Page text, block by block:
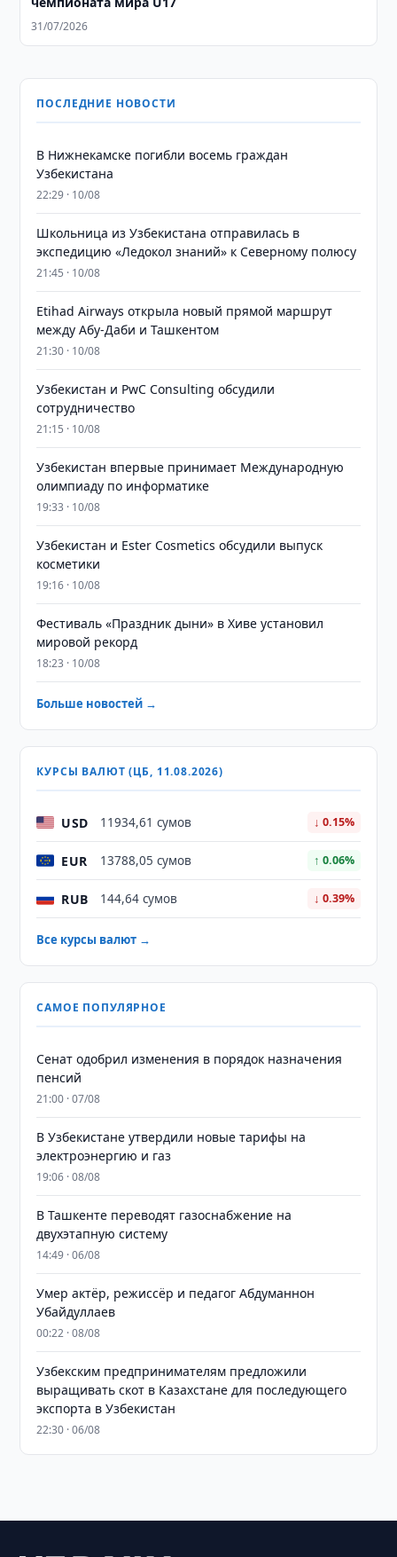
31/07/2026
ПОСЛЕДНИЕ НОВОСТИ
В Нижнекамске погибли восемь граждан
Узбекистана
22:29 · 10/08
Школьница из Узбекистана отправилась в
экспедицию «Ледокол знаний» к Северному полюсу
21:45 · 10/08
Etihad Airways открыла новый прямой маршрут
между Абу-Даби и Ташкентом
21:30 · 10/08
Узбекистан и PwC Consulting обсудили
сотрудничество
21:15 · 10/08
Узбекистан впервые принимает Международную
олимпиаду по информатике
19:33 · 10/08
Узбекистан и Ester Cosmetics обсудили выпуск
косметики
19:16 · 10/08
Фестиваль «Праздник дыни» в Хиве установил
мировой рекорд
18:23 · 10/08
Больше новостей →
КУРСЫ ВАЛЮТ (ЦБ, 11.08.2026)
USD 11934,61 сумов ↓ 0.15%
EUR 13788,05 сумов ↑ 0.06%
RUB 144,64 сумов ↓ 0.39%
Все курсы валют →
САМОЕ ПОПУЛЯРНОЕ
Сенат одобрил изменения в порядок назначения
пенсий
21:00 · 07/08
В Узбекистане утвердили новые тарифы на
электроэнергию и газ
19:06 · 08/08
В Ташкенте переводят газоснабжение на
двухэтапную систему
14:49 · 06/08
Умер актёр, режиссёр и педагог Абдуманнон
Убайдуллаев
00:22 · 08/08
Узбекским предпринимателям предложили
выращивать скот в Казахстане для последующего
экспорта в Узбекистан
22:30 · 06/08